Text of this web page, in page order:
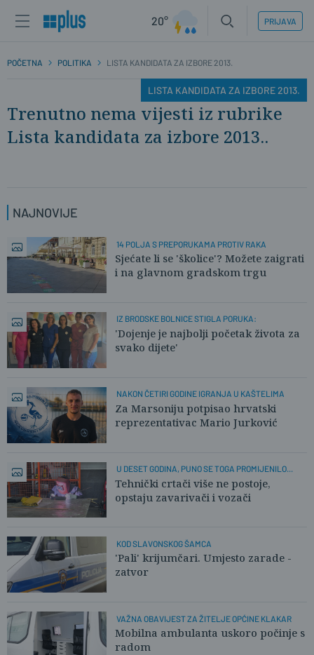
20° PRIJAVA
POČETNA POLITIKA LISTA KANDIDATA ZA IZBORE 2013.
LISTA KANDIDATA ZA IZBORE 2013.
Trenutno nema vijesti iz rubrike
Lista kandidata za izbore 2013..
NAJNOVIJE
14 POLJA S PREPORUKAMA PROTIV RAKA
Sjećate li se 'školice'? Možete zaigrati
i na glavnom gradskom trgu
IZ BRODSKE BOLNICE STIGLA PORUKA:
'Dojenje je najbolji početak života za
svako dijete'
NAKON ČETIRI GODINE IGRANJA U KAŠTELIMA
Za Marsoniju potpisao hrvatski
reprezentativac Mario Jurković
U DESET GODINA, PUNO SE TOGA PROMIJENILO...
Tehnički crtači više ne postoje,
opstaju zavarivači i vozači
KOD SLAVONSKOG ŠAMCA
'Pali' krijumčari. Umjesto zarade -
zatvor
VAŽNA OBAVIJEST ZA ŽITELJE OPĆINE KLAKAR
Mobilna ambulanta uskoro počinje s
radom